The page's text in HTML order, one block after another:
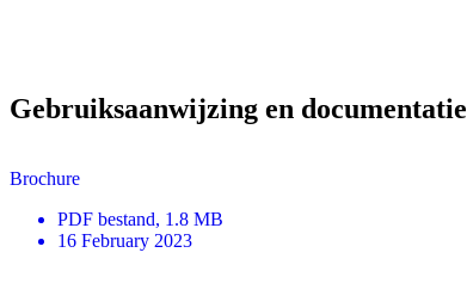
Gebruiksaanwijzing en documentatie
Brochure
PDF bestand, 1.8 MB
16 February 2023